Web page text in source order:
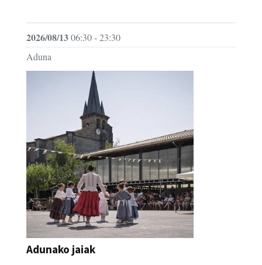
2026/08/1306:30 - 23:30
Aduna
Adunako jaiak